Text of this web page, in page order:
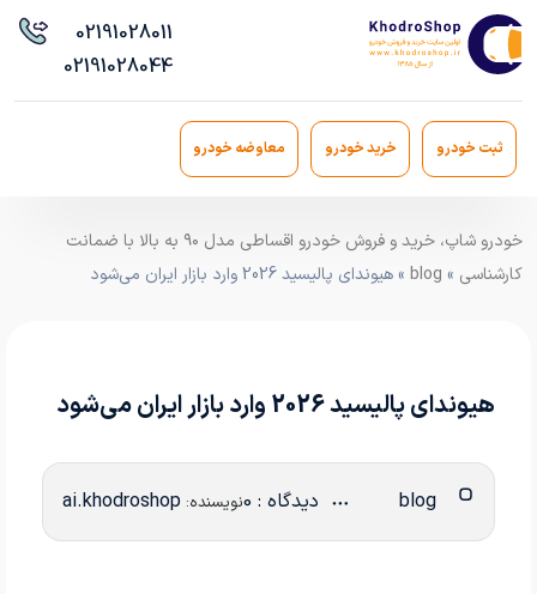
02191028011
02191028044
ثبت خودرو خرید خودرو معاوضه خودرو
خودرو شاپ، خرید و فروش خودرو اقساطی مدل ۹۰ به بالا با ضمانت
کارشناسی »
blog » هیوندای پالیسید 2026 وارد بازار ایران می‌شود
هیوندای پالیسید 2026 وارد بازار ایران می‌شود
دیدگاه : 0 نویسنده:ai.khodroshop